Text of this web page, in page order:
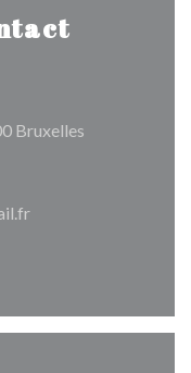
Bruxelles
((opens in a new